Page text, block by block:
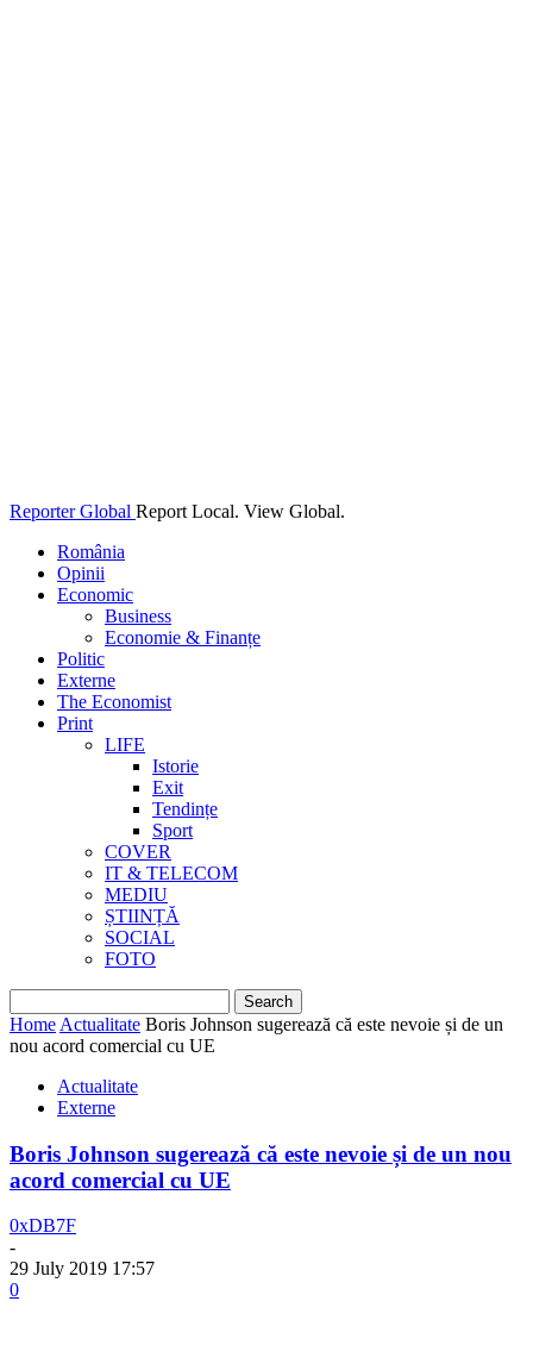
Reporter Global Report Local. View Global.
România
Opinii
Economic
Business
Economie & Finanțe
Politic
Externe
The Economist
Print
LIFE
Istorie
Exit
Tendințe
Sport
COVER
IT & TELECOM
MEDIU
ȘTIINȚĂ
SOCIAL
FOTO
Home Actualitate Boris Johnson sugerează că este nevoie și de un
nou acord comercial cu UE
Actualitate
Externe
Boris Johnson sugerează că este nevoie și de un nou
acord comercial cu UE
0xDB7F
-
29 July 2019 17:57
0